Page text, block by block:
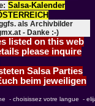
Salsa-Kalender
als Archivbilder
- Danke :-)
listed on this web
please inquire
Salsa Parties
beim jeweiligen
- choisissez votre langue -